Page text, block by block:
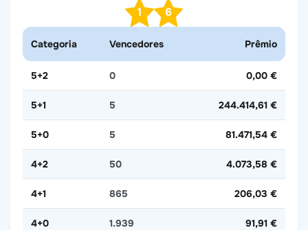
1
6
Categoria Vencedores Prêmio
5+2 0 0,00 €
5+1 5 244.414,61 €
5+0 5 81.471,54 €
4+2 50 4.073,58 €
4+1 865 206,03 €
4+0 1.939 91,91 €